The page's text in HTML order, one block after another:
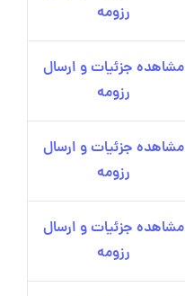
رزومه
مشاهده جزئیات و ارسال
رزومه
مشاهده جزئیات و ارسال
رزومه
مشاهده جزئیات و ارسال
رزومه